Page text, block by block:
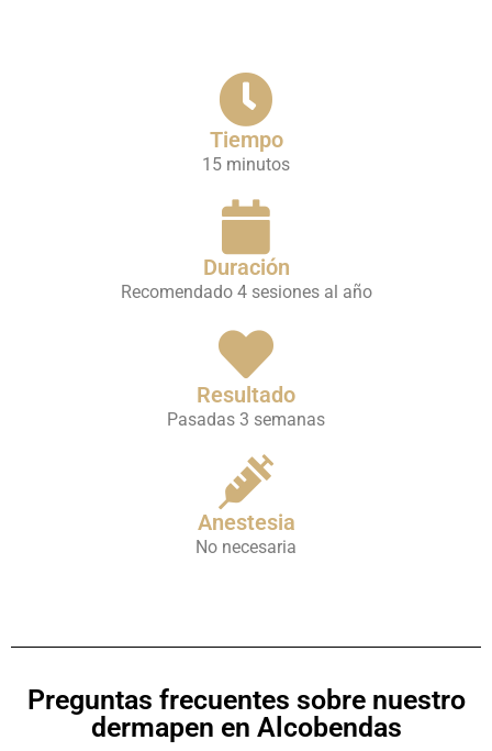
Tiempo
15 minutos
Duración
Recomendado 4 sesiones al año
Resultado
Pasadas 3 semanas
Anestesia
No necesaria
Preguntas frecuentes sobre nuestro
dermapen en Alcobendas